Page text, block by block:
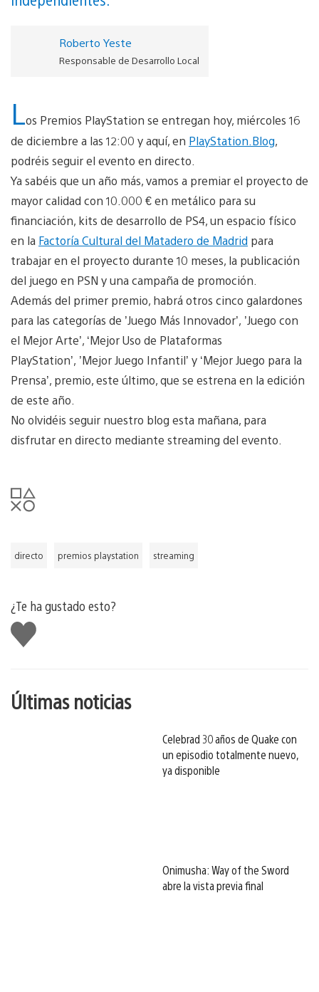
Roberto Yeste
Responsable de Desarrollo Local
Los Premios PlayStation se entregan hoy, miércoles 16
de diciembre a las 12:00 y aquí, en PlayStation.Blog,
podréis seguir el evento en directo.
Ya sabéis que un año más, vamos a premiar el proyecto de
mayor calidad con 10.000 € en metálico para su
financiación, kits de desarrollo de PS4, un espacio físico
en la Factoría Cultural del Matadero de Madrid para
trabajar en el proyecto durante 10 meses, la publicación
del juego en PSN y una campaña de promoción.
Además del primer premio, habrá otros cinco galardones
para las categorías de ’Juego Más Innovador’, ’Juego con
el Mejor Arte’, ‘Mejor Uso de Plataformas
PlayStation’, ’Mejor Juego Infantil’ y ‘Mejor Juego para la
Prensa’, premio, este último, que se estrena en la edición
de este año.
No olvidéis seguir nuestro blog esta mañana, para
disfrutar en directo mediante streaming del evento.
directo premios playstation streaming
¿Te ha gustado esto?
Me
gusta
Últimas noticias
Celebrad 30 años de Quake con
un episodio totalmente nuevo,
ya disponible
Onimusha: Way of the Sword
abre la vista previa final